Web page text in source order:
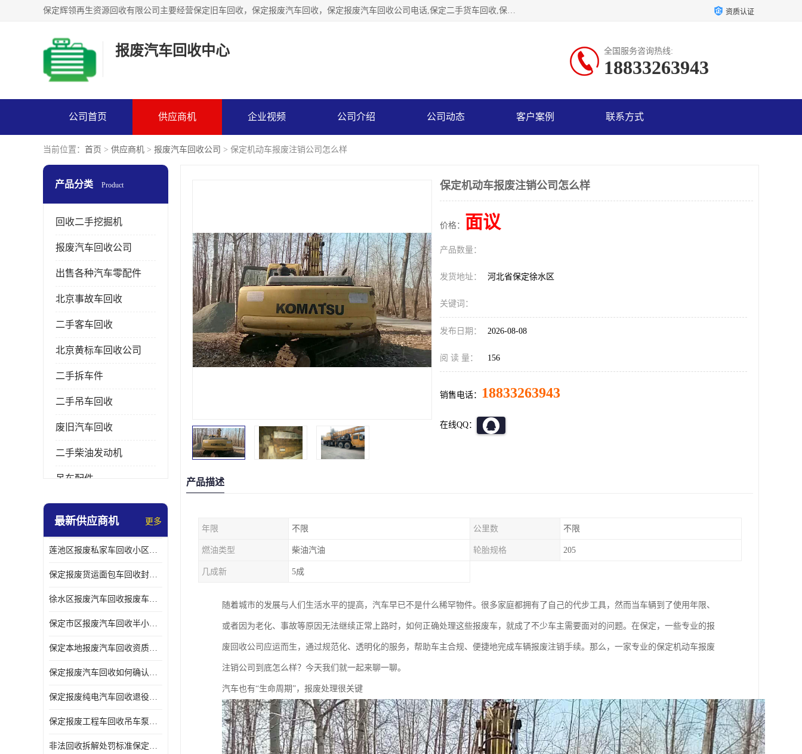
保定辉领再生资源回收有限公司主要经营保定旧车回收，保定报废汽车回收，保定报废汽车回收公司电话,保定二手货车回收,保定黄标车回收, 保定黄标车回收，保定哪里收报废车，保定废旧汽车回收，保定汽车报废手续办理，保定汽车解体厂。将通过采取区域限行促进淘汰、经济补助激励新、加大上路*法处罚、加强达标排放监管等综合措施，对老旧机动车逐步实行末位淘汰，加快老旧机动车淘汰新 资质认证
报废汽车回收中心 全国服务咨询热线:
18833263943
公司首页 供应商机 企业视频 公司介绍 公司动态 客户案例 联系方式
当前位置： 首页 > 供应商机 > 报废汽车回收公司 > 保定机动车报废注销公司怎么样
产品分类 Product
回收二手挖掘机
报废汽车回收公司
出售各种汽车零配件
北京事故车回收
二手客车回收
北京黄标车回收公司
二手拆车件
二手吊车回收
废旧汽车回收
二手柴油发动机
吊车配件
挖掘机拆车件
最新供应商机 更多
莲池区报废私家车回收小区上门拖车便捷
保定报废货运面包车回收封闭货车报废销户
徐水区报废汽车回收报废车辆补贴申请流程
保定市区报废汽车回收半小时上门现场估价
保定本地报废汽车回收资质齐全无隐形收费
保定报废汽车回收如何确认车辆完成销户
保定报废纯电汽车回收退役电池统一处置
保定报废工程车回收吊车泵车挖掘机回收拆解
非法回收拆解处罚标准保定报废车合规提示
保定机动车报废注销公司怎么样
价格： 面议
产品数量：
发货地址： 河北省保定徐水区
关键词：
发布日期： 2026-08-08
阅 读 量： 156
销售电话： 18833263943
在线QQ：
产品描述
年限 不限 公里数 不限
燃油类型 柴油汽油 轮胎规格 205
几成新 5成
随着城市的发展与人们生活水平的提高，汽车早已不是什么稀罕物件。很多家庭都拥有了自己的代步工具，然而当车辆到了使用年限、
或者因为老化、事故等原因无法继续正常上路时，如何正确处理这些报废车，就成了不少车主需要面对的问题。在保定，一些专业的报
废回收公司应运而生，通过规范化、透明化的服务，帮助车主合规、便捷地完成车辆报废注销手续。那么，一家专业的保定机动车报废
注销公司到底怎么样？今天我们就一起来聊一聊。
汽车也有“生命周期”，报废处理很关键